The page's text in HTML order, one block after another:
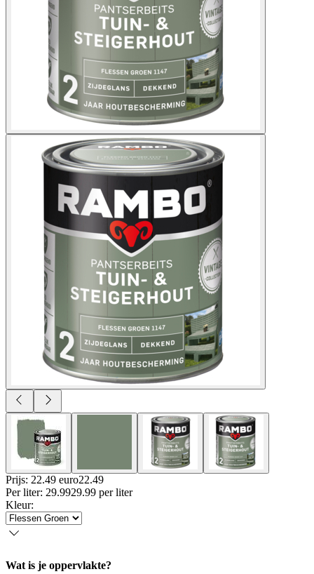
Prijs: 22.49 euro22.49
Per liter: 29.9929.99 per liter
Kleur:
Wat is je oppervlakte?